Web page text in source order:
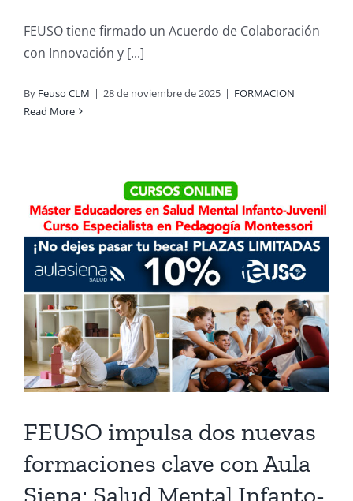
FEUSO tiene firmado un Acuerdo de Colaboración
con Innovación y [...]
By Feuso CLM | 28 de noviembre de 2025 | FORMACION
Read More
FEUSO impulsa dos nuevas
formaciones clave con Aula
Siena: Salud Mental Infanto-